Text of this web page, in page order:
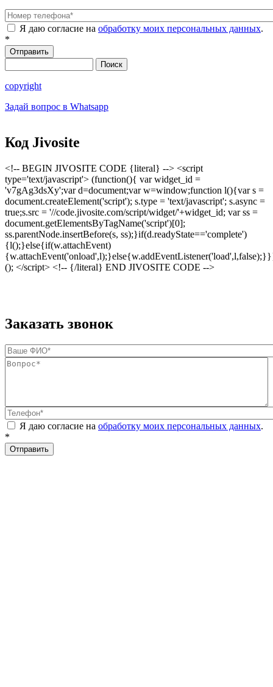
Номер телефона
Я даю согласие на обработку моих персональных данных.
*
Форма поиска
copyright
Задай вопрос в Whatsapp
Код Jivosite
<!-- BEGIN JIVOSITE CODE {literal} --> <script
type='text/javascript'> (function(){ var widget_id =
'v7gAg3dsXy';var d=document;var w=window;function l(){var s =
document.createElement('script'); s.type = 'text/javascript'; s.async =
true;s.src = '//code.jivosite.com/script/widget/'+widget_id; var ss =
document.getElementsByTagName('script')[0];
ss.parentNode.insertBefore(s, ss);}if(d.readyState=='complete')
{l();}else{if(w.attachEvent)
(); </script> <!-- {/literal} END JIVOSITE CODE -->
Заказать звонок
Ваше ФИО
Вопрос*
Телефон*
Я даю согласие на обработку моих персональных данных.
*